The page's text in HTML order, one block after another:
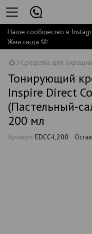
Наше сообщество в
Жми сюда 🫶
Средства для
Тонирующий
Inspire Direct
(Пастельный-
200 мл
Артикул: EDCC-L200